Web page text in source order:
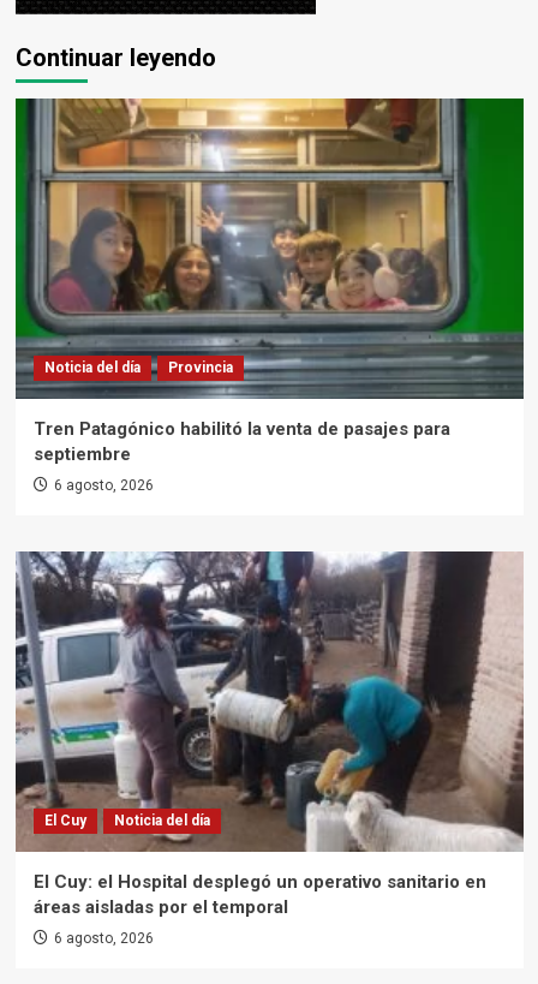
Continuar leyendo
Noticia del día Provincia
Tren Patagónico habilitó la venta de pasajes para
septiembre
6 agosto, 2026
El Cuy Noticia del día
El Cuy: el Hospital desplegó un operativo sanitario en
áreas aisladas por el temporal
6 agosto, 2026